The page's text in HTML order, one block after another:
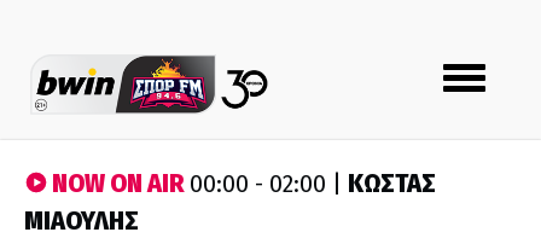
Toggle
navigation
NOW ON AIR00:00 - 02:00 | ΚΩΣΤΑΣ
ΜΙΑΟΥΛΗΣ